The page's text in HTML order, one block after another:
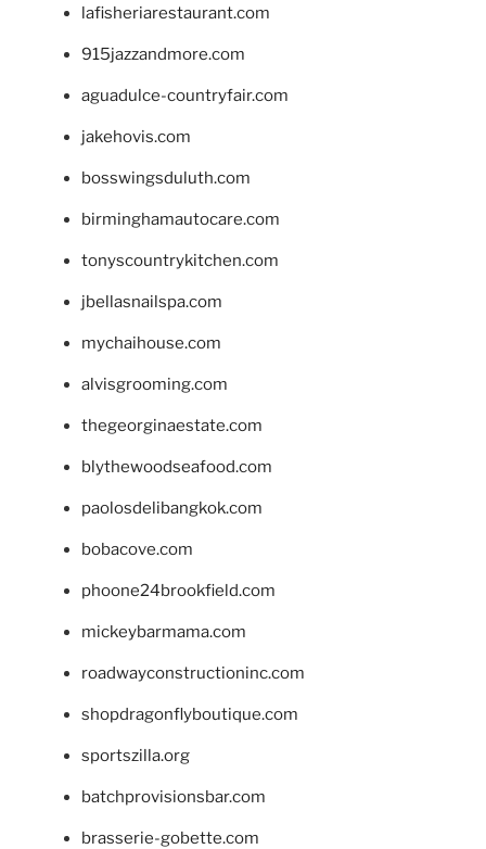
lafisheriarestaurant.com
915jazzandmore.com
aguadulce-countryfair.com
jakehovis.com
bosswingsduluth.com
birminghamautocare.com
tonyscountrykitchen.com
jbellasnailspa.com
mychaihouse.com
alvisgrooming.com
thegeorginaestate.com
blythewoodseafood.com
paolosdelibangkok.com
bobacove.com
phoone24brookfield.com
mickeybarmama.com
roadwayconstructioninc.com
shopdragonflyboutique.com
sportszilla.org
batchprovisionsbar.com
brasserie-gobette.com